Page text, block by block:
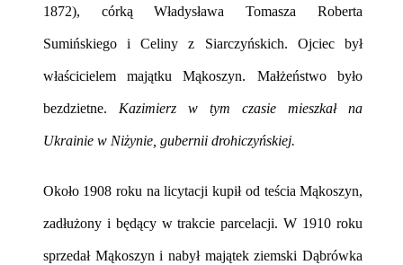
1872), córką Władysława Tomasza Roberta
Sumińskiego i Celiny z Siarczyńskich. Ojciec był
właścicielem majątku Mąkoszyn. Małżeństwo było
bezdzietne. Kazimierz w tym czasie mieszkał na
Ukrainie w Niżynie, gubernii drohiczyńskiej.
Około 1908 roku na licytacji kupił od teścia Mąkoszyn,
zadłużony i będący w trakcie parcelacji. W 1910 roku
sprzedał Mąkoszyn i nabył majątek ziemski Dąbrówka